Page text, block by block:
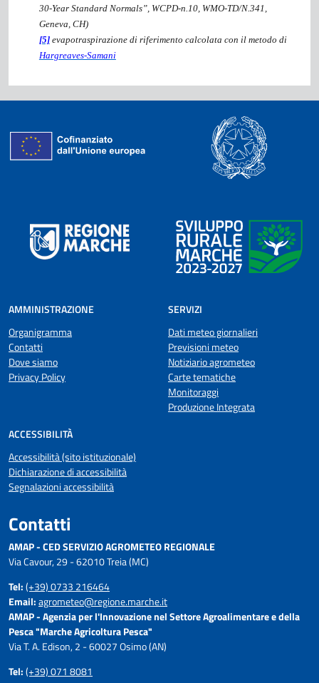
30-Year Standard Normals”, WCPD-n.10, WMO-TD/N.341,
Geneva, CH)
[5]evapotraspirazione di riferimento calcolata con il metodo di
Hargreaves-Samani
AMMINISTRAZIONE
Organigramma
Contatti
Dove siamo
Privacy Policy
SERVIZI
Dati meteo giornalieri
Previsioni meteo
Notiziario agrometeo
Carte tematiche
Monitoraggi
Produzione Integrata
ACCESSIBILITÀ
Accessibilità (sito istituzionale)
Dichiarazione di accessibilità
Segnalazioni accessibilità
Contatti
AMAP - CED SERVIZIO AGROMETEO REGIONALE
Via Cavour, 29 - 62010 Treia (MC)
Tel:(+39) 0733 216464
Email:agrometeo@regione.marche.it
AMAP - Agenzia per l'Innovazione nel Settore Agroalimentare e della
Pesca "Marche Agricoltura Pesca"
Via T. A. Edison, 2 - 60027 Osimo (AN)
Tel:(+39) 071 8081